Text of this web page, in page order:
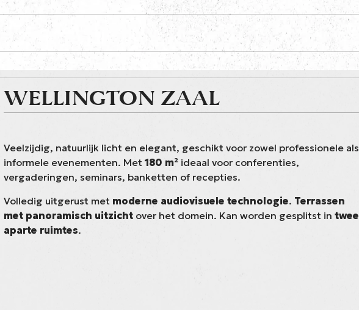
WELLINGTON ZAAL
Veelzijdig, natuurlijk licht en elegant, geschikt voor zowel professionele als
informele evenementen. Met180 m² ideaal voor conferenties,
vergaderingen, seminars, banketten of recepties.
Volledig uitgerust met moderne audiovisuele technologie. Terrassen
met panoramisch uitzicht over het domein. Kan worden gesplitst intwee
aparte ruimtes.